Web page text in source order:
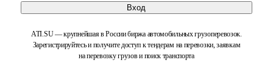
Вход
ATI.SU — крупнейшая в России биржа автомобильных грузоперевозок.
Зарегистрируйтесь и получите доступ к тендерам на перевозки, заявкам
на перевозку грузов и поиск транспорта